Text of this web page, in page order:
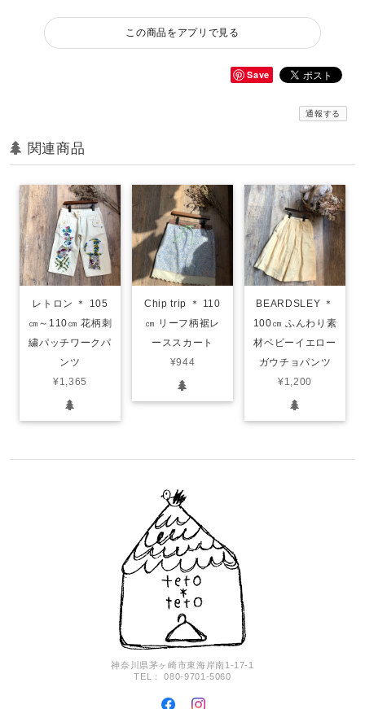
この商品をアプリで見る
Save
通報する
関連商品
レトロン ＊ 105
㎝～110㎝ 花柄刺
繍パッチワークパ
ンツ
¥1,365
Chip trip ＊ 110
㎝ リーフ柄裾レ
ーススカート
¥944
BEARDSLEY ＊
100㎝ ふんわり素
材ベビーイエロー
ガウチョパンツ
¥1,200
神奈川県茅ヶ崎市東海岸南1-17-1
TEL： 080-9701-5060